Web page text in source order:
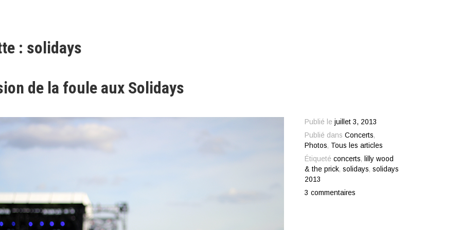
: solidays
de la foule aux Solidays
Publié lejuillet 3, 2013
Publié dansConcerts,
Photos, Tous les articles
Étiquetéconcerts, lilly wood
& the prick,solidays,solidays
2013
3 commentaires